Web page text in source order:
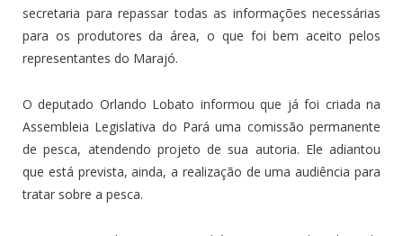
secretaria para repassar todas as informações necessárias
para os produtores da área, o que foi bem aceito pelos
representantes do Marajó.
O deputado Orlando Lobato informou que já foi criada na
Assembleia Legislativa do Pará uma comissão permanente
de pesca, atendendo projeto de sua autoria. Ele adiantou
que está prevista, ainda, a realização de uma audiência para
tratar sobre a pesca.